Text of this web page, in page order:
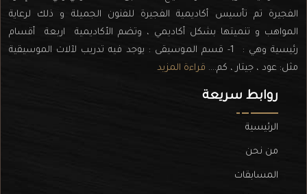
الفجيرة تم تأسيس أكاديمية الفجيرة للفنون الجميلة و ذلك لرعاية
المواهب و تنميتها بشكل أكاديمي ، وتضم الأكاديمية اربعة أقسام
رئيسية وهي : 1- قسم الموسيقى : يوجد فيه تدريب لآلات الموسيقية
مثل: عود ، جيتار ، كم.... قراءة المزيد
روابط سريعة
الرئيسية
من نحن
المسابقات